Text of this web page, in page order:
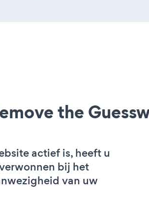
the
actief is, heeft u
bij het
van uw